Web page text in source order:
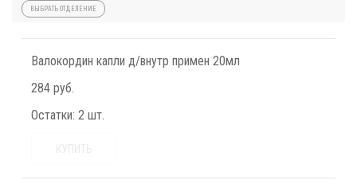
ВЫБРАТЬ ОТДЕЛЕНИЕ
Валокордин капли д/внутр примен 20мл
284 руб.
Остатки: 2 шт.